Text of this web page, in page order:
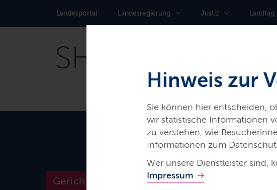
Hinweis zur
Sie können hier entscheiden,
wir statistische Informationen
zu verstehen, wie
Informationen zum
Wer unsere Dienstleister sind,
Impressum
Landes­portal Landes­regierung Justiz Landtag
Gerichte & Justizbehörden